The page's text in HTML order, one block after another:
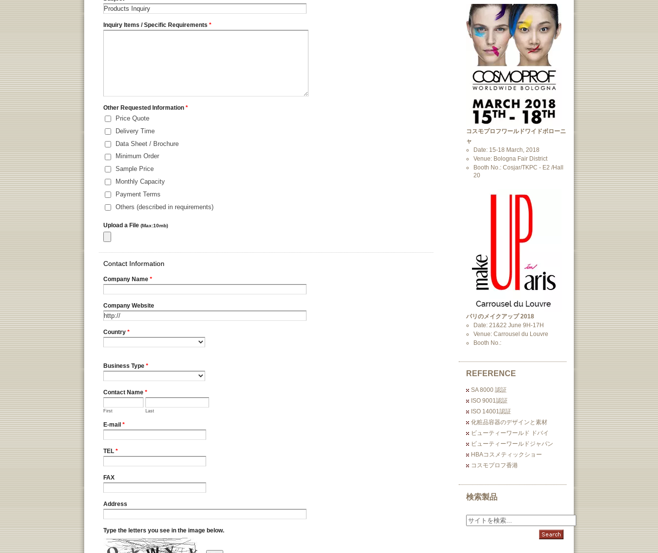
コスモプロフワールドワイドボローニ
ャ
Date: 15-18 March, 2018
Venue: Bologna Fair District
Booth No.: Cosjar/TKPC - E2 /Hall
20
パリのメイクアップ 2018
Date: 21&22 June 9H-17H
Venue: Carrousel du Louvre
Booth No.:
REFERENCE
SA 8000 認証
ISO 9001認証
ISO 14001認証
化粧品容器のデザインと素材
ビューティーワールド ドバイ
ビューティーワールドジャパン
HBAコスメティックショー
コスモプロフ香港
検索製品